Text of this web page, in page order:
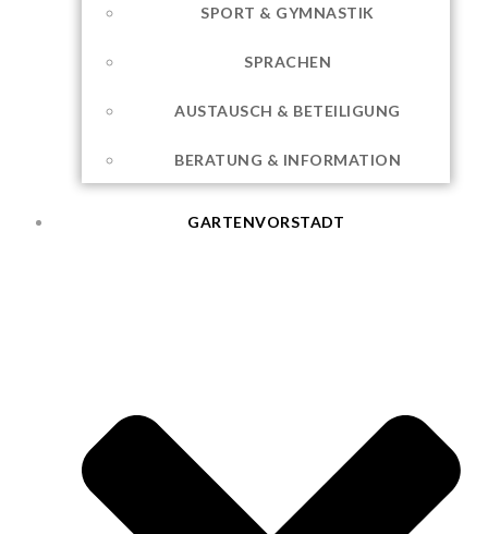
SPORT & GYMNASTIK
SPRACHEN
AUSTAUSCH & BETEILIGUNG
BERATUNG & INFORMATION
GARTENVORSTADT